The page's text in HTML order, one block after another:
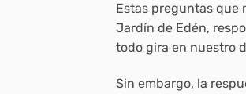
Estas preguntas que
Jardín de Edén,
todo gira en nuestro
Sin embargo, la